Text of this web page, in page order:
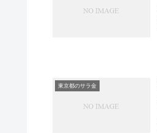
東京都のサラ金